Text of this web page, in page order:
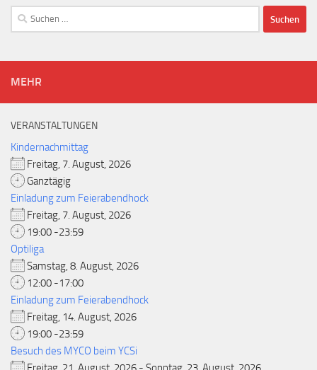
Suchen
nach:
MEHR
VERANSTALTUNGEN
Kindernachmittag
Freitag, 7. August, 2026
Ganztägig
Einladung zum Feierabendhock
Freitag, 7. August, 2026
19:00 -23:59
Optiliga
Samstag, 8. August, 2026
12:00 -17:00
Einladung zum Feierabendhock
Freitag, 14. August, 2026
19:00 -23:59
Besuch des MYCO beim YCSi